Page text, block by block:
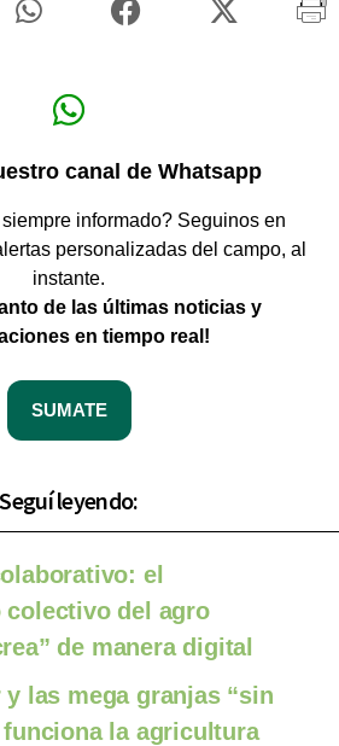
canal de Whatsapp
informado? Seguinos en
personalizadas del campo, al
instante.
de las últimas noticias y
en tiempo real!
SUMATE
Seguí leyendo:
el
del agro
de manera digital
y las mega granjas “sin
la agricultura